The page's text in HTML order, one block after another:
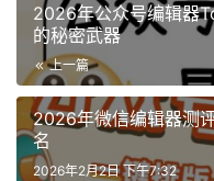
2026年公众号编辑器
的秘密武器
上一篇
2026年微信编辑器测
名
2026年2月2日 下午7:32